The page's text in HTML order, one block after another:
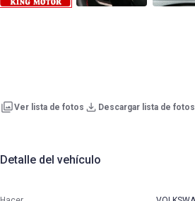
Ver lista de fotos Descargar lista de fotos
Detalle del vehículo